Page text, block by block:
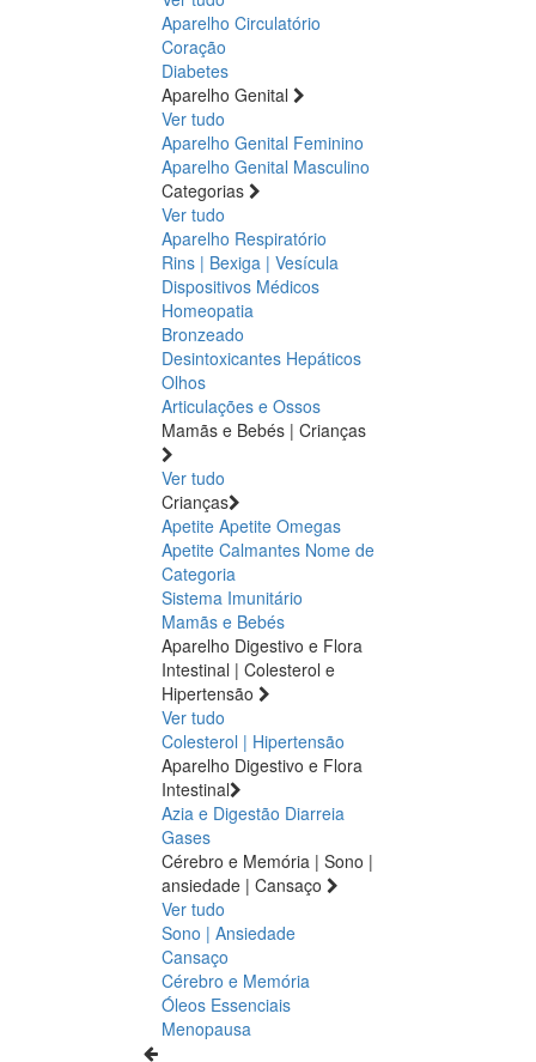
Aparelho Circulatório
Coração
Diabetes
Aparelho Genital
Ver tudo
Aparelho Genital Feminino
Aparelho Genital Masculino
Categorias
Ver tudo
Aparelho Respiratório
Rins | Bexiga | Vesícula
Dispositivos Médicos
Homeopatia
Bronzeado
Desintoxicantes Hepáticos
Olhos
Articulações e Ossos
Mamãs e Bebés | Crianças
Ver tudo
Crianças
Apetite Apetite Omegas
Apetite Calmantes Nome de
Categoria
Sistema Imunitário
Mamãs e Bebés
Aparelho Digestivo e Flora
Intestinal | Colesterol e
Hipertensão
Ver tudo
Colesterol | Hipertensão
Aparelho Digestivo e Flora
Intestinal
Azia e Digestão Diarreia
Gases
Cérebro e Memória | Sono |
ansiedade | Cansaço
Ver tudo
Sono | Ansiedade
Cansaço
Cérebro e Memória
Óleos Essenciais
Menopausa